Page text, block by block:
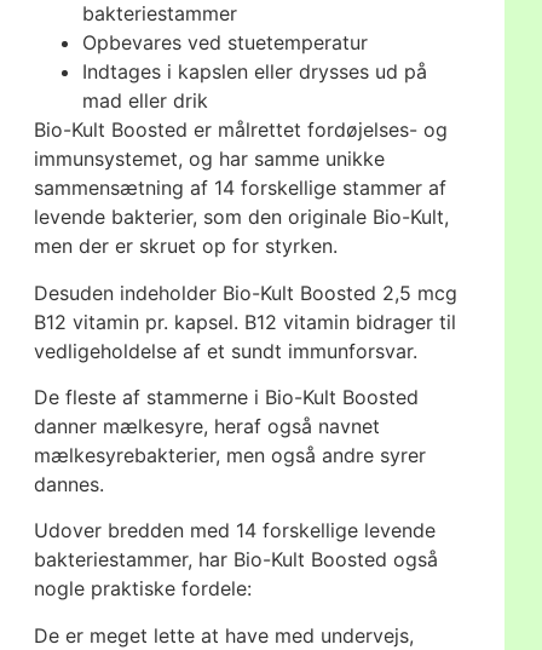
bakteriestammer
Opbevares ved stuetemperatur
Indtages i kapslen eller drysses ud på
mad eller drik
Bio-Kult Boosted er målrettet fordøjelses- og
immunsystemet, og har samme unikke
sammensætning af 14 forskellige stammer af
levende bakterier, som den originale Bio-Kult,
men der er skruet op for styrken.
Desuden indeholder Bio-Kult Boosted 2,5 mcg
B12 vitamin pr. kapsel. B12 vitamin bidrager til
vedligeholdelse af et sundt immunforsvar.
De fleste af stammerne i Bio-Kult Boosted
danner mælkesyre, heraf også navnet
mælkesyrebakterier, men også andre syrer
dannes.
Udover bredden med 14 forskellige levende
bakteriestammer, har Bio-Kult Boosted også
nogle praktiske fordele:
De er meget lette at have med undervejs,